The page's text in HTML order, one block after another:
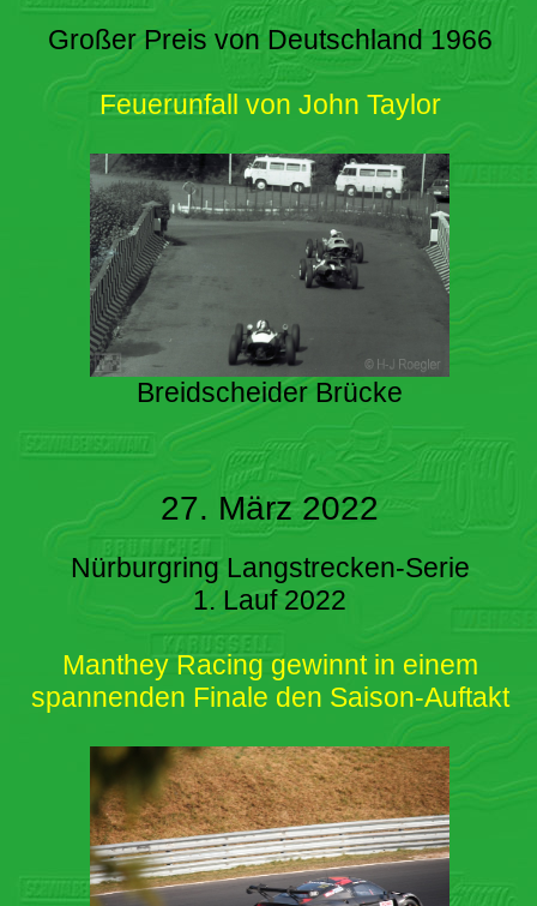
Großer Preis von Deutschland 1966
Feuerunfall von John Taylor
Breidscheider Brücke
27. März 2022
Nürburgring Langstrecken-Serie
1. Lauf 2022
Manthey Racing gewinnt in einem
spannenden Finale den Saison-Auftakt